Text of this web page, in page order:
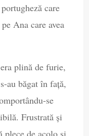
care
Ana care avea
plină de furie,
au băgat în față,
se
Frustrată și
plece de acolo și